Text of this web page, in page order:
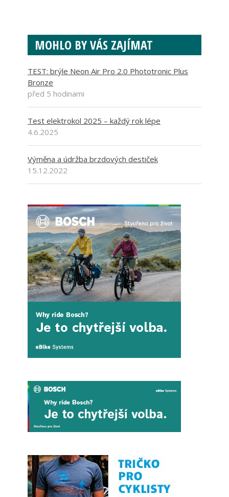
MOHLO BY VÁS ZAJÍMAT
TEST: brýle Neon Air Pro 2.0 Phototronic Plus
Bronze
před 5 hodinami
Test elektrokol 2025 – každý rok lépe
4.6.2025
Výměna a údržba brzdových destiček
15.12.2022